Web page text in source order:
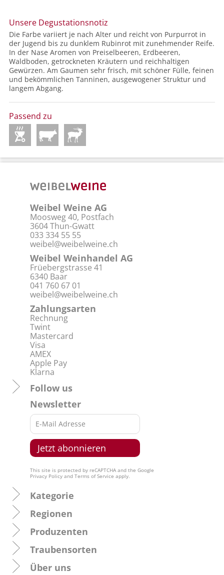
Unsere Degustationsnotiz
Die Farbe variiert je nach Alter und reicht von Purpurrot in
der Jugend bis zu dunklem Rubinrot mit zunehmender Reife.
In der Nase Aromen von Preiselbeeren, Erdbeeren,
Waldboden, getrockneten Kräutern und reichhaltigen
Gewürzen. Am Gaumen sehr frisch, mit schöner Fülle, feinen
und bekömmlichen Tanninen, ausgewogener Struktur und
langem Abgang.
Passend zu
Weibel Weine AG
Moosweg 40, Postfach
3604 Thun-Gwatt
033 334 55 55
weibel@weibelweine.ch
Weibel Weinhandel AG
Früebergstrasse 41
6340 Baar
041 760 67 01
weibel@weibelweine.ch
Zahlungsarten
Rechnung
Twint
Mastercard
Visa
AMEX
Apple Pay
Klarna
Follow us
Newsletter
This site is protected by reCAPTCHA and the Google
Privacy Policy and Terms of Service apply.
Kategorie
Regionen
Produzenten
Traubensorten
Über uns